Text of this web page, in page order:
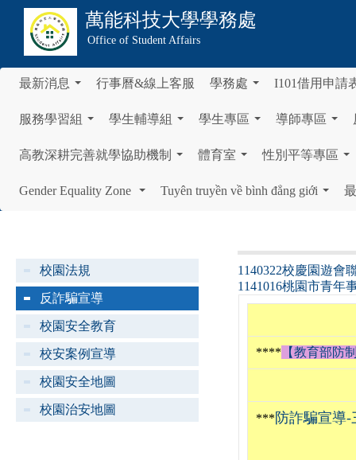
萬能科技大學學務處
Office of Student Affairs
最新消息 行事曆&線上客服 學務處 I101借用申請
服務學習組 學生輔導組 學生專區 導師專區
高教深耕完善就學協助機制 體育室 性別平等專區
Gender Equality Zone
Tuyên truyền về bình đẳng giới
校園法規
反詐騙宣導
校園安全教育
校安案例宣導
校園安全地圖
校園治安地圖
1140322校慶園遊會
1141016桃園市青年
**** 【教育部防
*** 防詐騙宣導-